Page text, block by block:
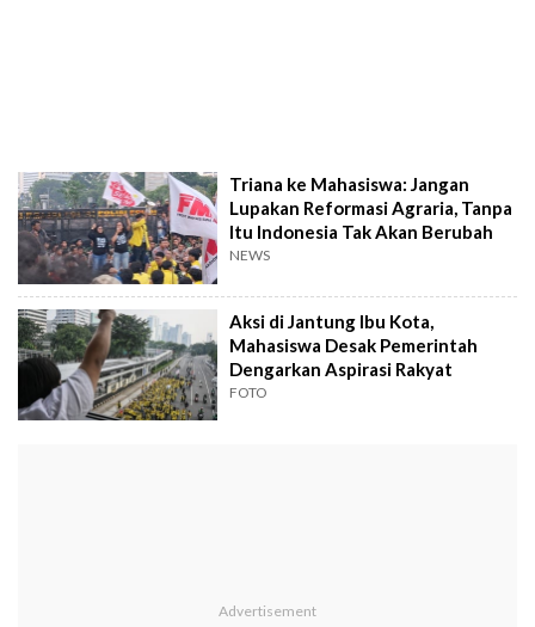
Triana ke Mahasiswa: Jangan
Lupakan Reformasi Agraria, Tanpa
Itu Indonesia Tak Akan Berubah
NEWS
Aksi di Jantung Ibu Kota,
Mahasiswa Desak Pemerintah
Dengarkan Aspirasi Rakyat
FOTO